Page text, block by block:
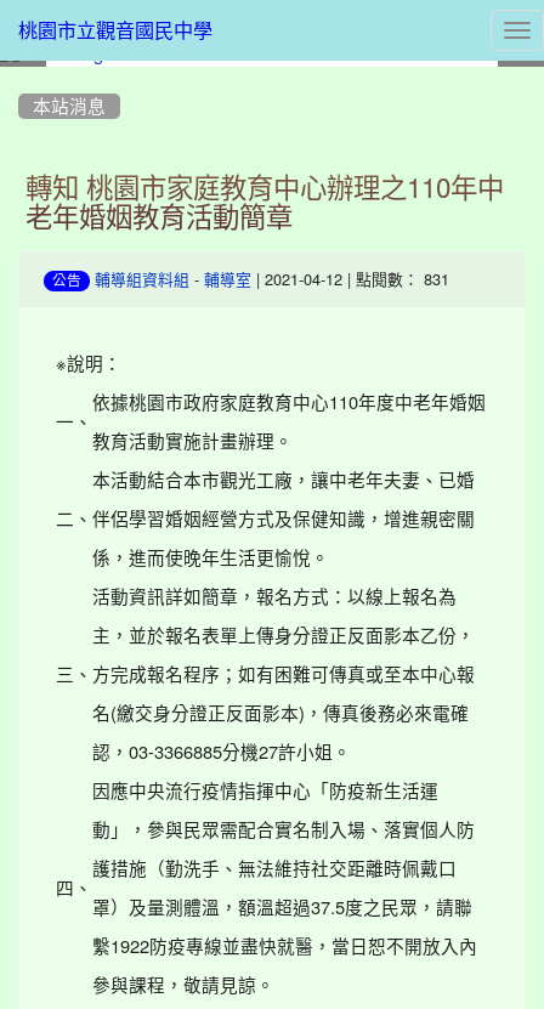
桃園市立觀音國民中學
本站消息
轉知 桃園市家庭教育中心辦理之110年中
老年婚姻教育活動簡章
公告 輔導組資料組 - 輔導室 | 2021-04-12 | 點閱數： 831
※說明：
一、
依據桃園市政府家庭教育中心110年度中老年婚姻
教育活動實施計畫辦理。
二、
本活動結合本市觀光工廠，讓中老年夫妻、已婚
伴侶學習婚姻經營方式及保健知識，增進親密關
係，進而使晚年生活更愉悅。
三、
活動資訊詳如簡章，報名方式：以線上報名為
主，並於報名表單上傳身分證正反面影本乙份，
方完成報名程序；如有困難可傳真或至本中心報
名(繳交身分證正反面影本)，傳真後務必來電確
認，03-3366885分機27許小姐。
四、
因應中央流行疫情指揮中心「防疫新生活運
動」，參與民眾需配合實名制入場、落實個人防
護措施（勤洗手、無法維持社交距離時佩戴口
罩）及量測體溫，額溫超過37.5度之民眾，請聯
繫1922防疫專線並盡快就醫，當日恕不開放入內
參與課程，敬請見諒。